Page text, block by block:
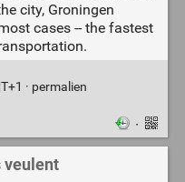
city, Groningen
cases -- the fastest
· permalien
·
veulent